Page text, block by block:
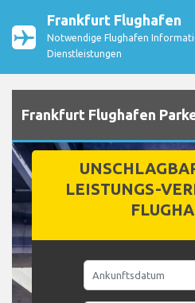
Frankfurt Flughafen
Notwendige Flughafen
Dienstleistungen
Frankfurt Flughafen
LEISTUNGS-